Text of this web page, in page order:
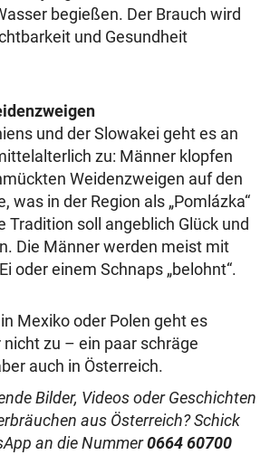
begießen. Der Brauch wird
und Gesundheit
und der Slowakei geht es an
zu: Männer klopfen
Weidenzweigen auf den
was in der Region als „Pomlázka“
Tradition soll angeblich Glück und
Die Männer werden meist mit
oder einem Schnaps „belohnt“.
Mexiko oder Polen geht es
zu – ein paar schräge
auch in Österreich.
Bilder, Videos oder Geschichten
aus Österreich? Schick
an die Nummer0664 60700